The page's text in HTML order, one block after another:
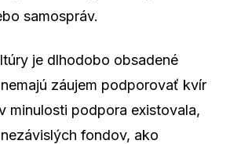
samospráv.
je dlhodobo obsadené
záujem podporovať kvír
minulosti podpora existovala,
fondov, ako